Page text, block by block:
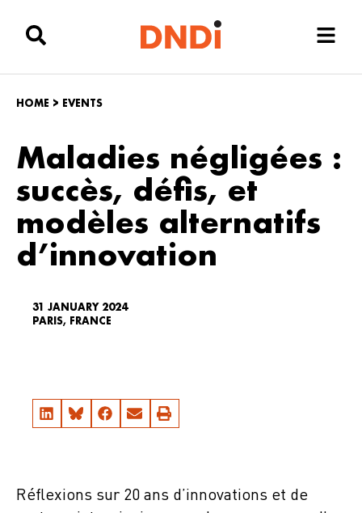
HOME > EVENTS
Maladies négligées :
succès, défis, et
modèles alternatifs
d’innovation
31 JANUARY 2024
PARIS, FRANCE
Réflexions sur 20 ans d’innovations et de